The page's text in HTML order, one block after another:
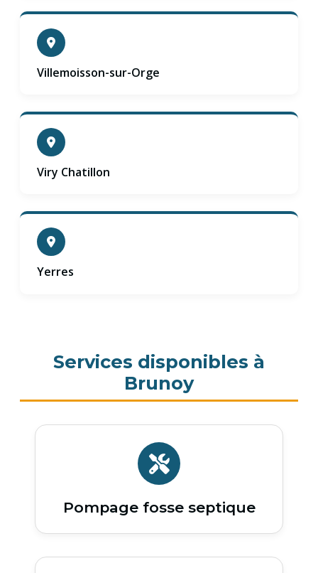
Villemoisson-sur-Orge
Viry Chatillon
Yerres
Services disponibles à
Brunoy
Pompage fosse septique